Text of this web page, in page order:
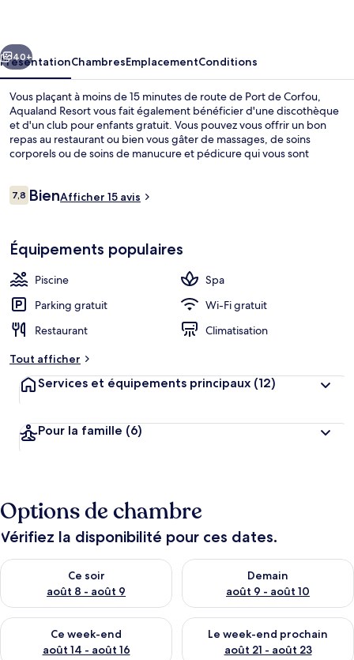
Suivant
40+
PrésentationChambresEmplacementConditions
Vous plaçant à moins de 15 minutes de route de Port de Corfou,
Aqualand Resort vous fait également bénéficier d'une discothèque
et d'un club pour enfants gratuit. Vous pouvez vous offrir un bon
repas au restaurant ou bien vous gâter de massages, de soins
corporels ou de soins de manucure et pédicure qui vous sont
Avis
voyageurs
7,87,8 sur 10
BienAfficher 15 avis
Équipements populaires
Piscine
Spa
Parking gratuit
Wi-Fi gratuit
Restaurant
Climatisation
Tout afficher
Services et équipements principaux (12)
Pour la famille (6)
Options de chambre
Vérifiez la disponibilité pour ces dates.
Ce soir
août 8 - août 9
Vérifier la disponibilité pour ce soir août 8 - août 9
Demain
août 9 - août 10
Vérifier la disponibilité pour
Ce week-end
août 14 - août 16
Vérifier la disponibilité pour ce week-end août 14 - août 16
Le week-end prochain
août 21 - août 23
Vérifier la disponibilité pour